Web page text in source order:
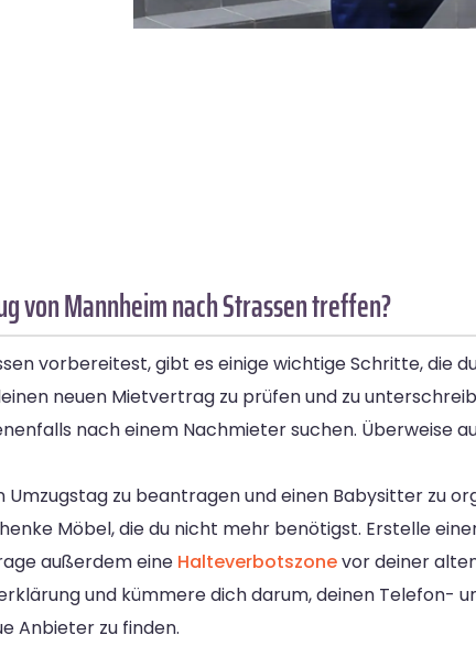
von Mannheim nach Strassen treffen?
vorbereitest, gibt es einige wichtige Schritte, die
neuen Mietvertrag zu prüfen und zu
nach einem Nachmieter suchen. Überweise
zu beantragen und einen Babysitter zu
Möbel, die du nicht mehr benötigst. Erstelle
außerdem eine Halteverbotszonevor deiner
und kümmere dich darum, deinen Telefon-
Anbieter zu finden.